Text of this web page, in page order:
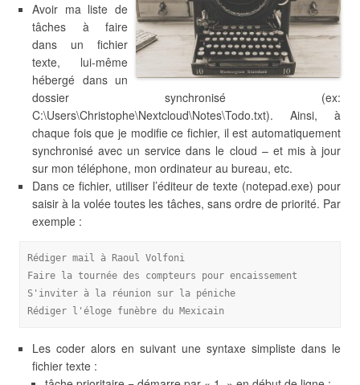
Avoir ma liste de
tâches à faire
dans un fichier
texte, lui-même
hébergé dans un
dossier synchronisé (ex:
C:\Users\Christophe\Nextcloud\Notes\Todo.txt). Ainsi, à
chaque fois que je modifie ce fichier, il est automatiquement
synchronisé avec un service dans le cloud – et mis à jour
sur mon téléphone, mon ordinateur au bureau, etc.
Dans ce fichier, utiliser l’éditeur de texte (notepad.exe) pour
saisir à la volée toutes les tâches, sans ordre de priorité. Par
exemple :
Rédiger mail à Raoul Volfoni
Faire la tournée des compteurs pour encaissement
S'inviter à la réunion sur la péniche
Rédiger l'éloge funèbre du Mexicain
Les coder alors en suivant une syntaxe simpliste dans le
fichier texte :